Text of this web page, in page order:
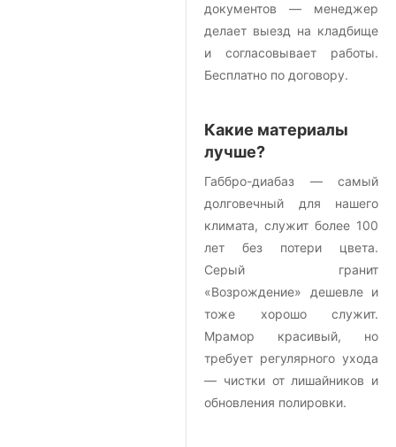
документов — менеджер
делает выезд на кладбище
и согласовывает работы.
Бесплатно по договору.
Какие материалы
лучше?
Габбро-диабаз — самый
долговечный для нашего
климата, служит более 100
лет без потери цвета.
Серый гранит
«Возрождение» дешевле и
тоже хорошо служит.
Мрамор красивый, но
требует регулярного ухода
— чистки от лишайников и
обновления полировки.